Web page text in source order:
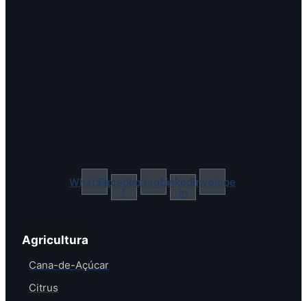
WhatsappFacebook-
f
InstagramLinkedin-
in
Envelope
Agricultura
Cana-de-Açúcar
Citrus